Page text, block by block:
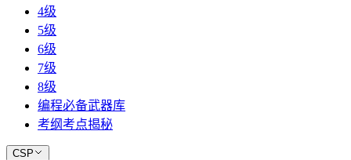
4级
5级
6级
7级
8级
编程必备武器库
考纲考点揭秘
CSP